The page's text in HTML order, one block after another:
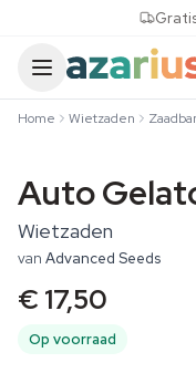
Home Wietzaden
Auto
Wietzaden
van Advanced Seeds
€ 17,50
Op voorraad